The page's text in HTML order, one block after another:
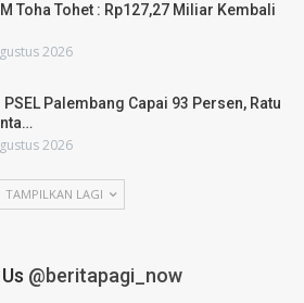
Toha Tohet : Rp127,27 Miliar Kembali
2026
Palembang Capai 93 Persen, Ratu
2026
TAMPILKAN LAGI
@beritapagi_now